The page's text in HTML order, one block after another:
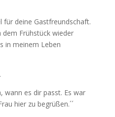
für deine Gastfreundschaft.
dem Frühstück wieder
in meinem Leben
wann es dir passt. Es war
hier zu begrüßen.´´